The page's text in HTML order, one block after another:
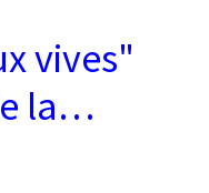
vives"
la